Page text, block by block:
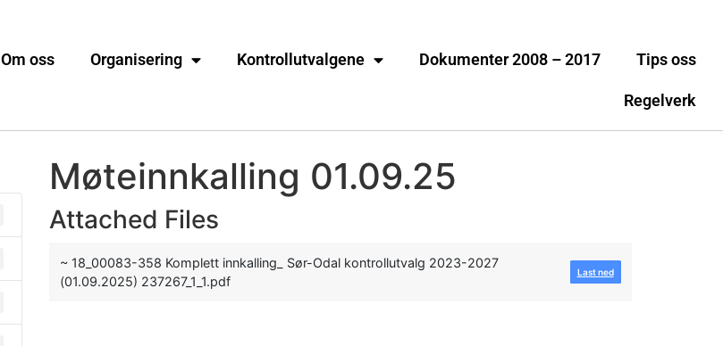
Om oss Organisering Kontrollutvalgene Dokumenter 2008 – 2017 Tips oss
Regelverk
Møteinnkalling 01.09.25
Attached Files
~ 18_00083-358 Komplett innkalling_ Sør-Odal kontrollutvalg 2023-2027
(01.09.2025) 237267_1_1.pdf
Last ned